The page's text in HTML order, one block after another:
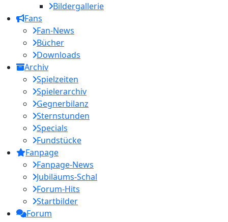
Bildergallerie
Fans
Fan-News
Bücher
Downloads
Archiv
Spielzeiten
Spielerarchiv
Gegnerbilanz
Sternstunden
Specials
Fundstücke
Fanpage
Fanpage-News
Jubiläums-Schal
Forum-Hits
Startbilder
Forum